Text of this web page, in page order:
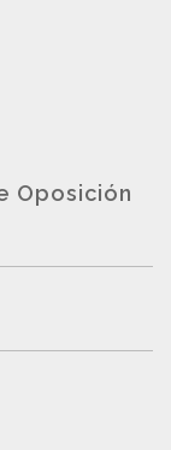
Oposición